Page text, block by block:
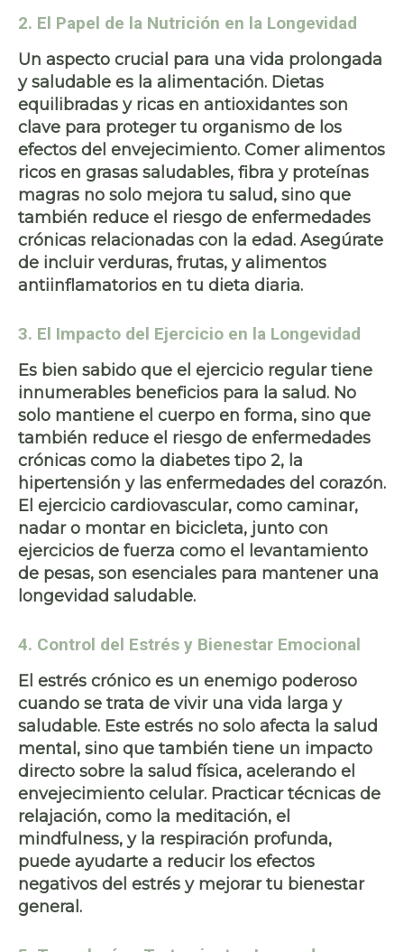
2. El Papel de la Nutrición en la Longevidad
Un aspecto crucial para una vida prolongada
y saludable es la alimentación. Dietas
equilibradas y ricas en antioxidantes son
clave para proteger tu organismo de los
efectos del envejecimiento. Comer alimentos
ricos en grasas saludables, fibra y proteínas
magras no solo mejora tu salud, sino que
también reduce el riesgo de enfermedades
crónicas relacionadas con la edad. Asegúrate
de incluirverduras, frutas, y alimentos
antiinflamatorios en tu dieta diaria.
3. El Impacto del Ejercicio en la Longevidad
Es bien sabido que el ejercicio regular tiene
innumerables beneficios para la salud. No
solo mantiene el cuerpo en forma, sino que
también reduce el riesgo de enfermedades
crónicas como la diabetes tipo 2, la
hipertensión y las enfermedades del corazón.
El ejercicio cardiovascular, como caminar,
nadar o montar en bicicleta, junto con
ejercicios de fuerza como el levantamiento
de pesas, son esenciales para mantener una
longevidad saludable.
4. Control del Estrés y Bienestar Emocional
El estrés crónico es un enemigo poderoso
cuando se trata de vivir una vida larga y
saludable. Este estrés no solo afecta la salud
mental, sino que también tiene un impacto
directo sobre la salud física, acelerando el
envejecimiento celular. Practicar técnicas de
relajación, como la meditación, el
mindfulness, y la respiración profunda,
puede ayudarte a reducir los efectos
negativos del estrés y mejorar tu bienestar
general.